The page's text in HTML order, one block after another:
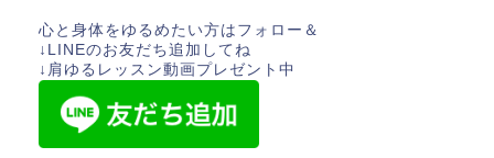
心と身体をゆるめたい方はフォロー＆
↓LINEのお友だち追加してね
↓肩ゆるレッスン動画プレゼント中